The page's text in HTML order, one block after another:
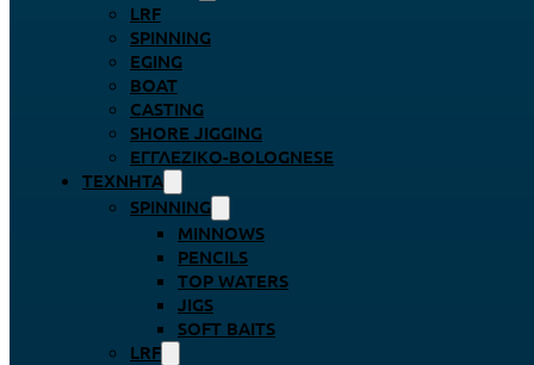
LRF
SPINNING
EGING
BOAT
CASTING
SHORE JIGGING
ΕΓΓΛΈΖΙΚΟ-BOLOGNESE
ΤΕΧΝΗΤΆ
SPINNING
MINNOWS
PENCILS
TOP WATERS
JIGS
SOFT BAITS
LRF